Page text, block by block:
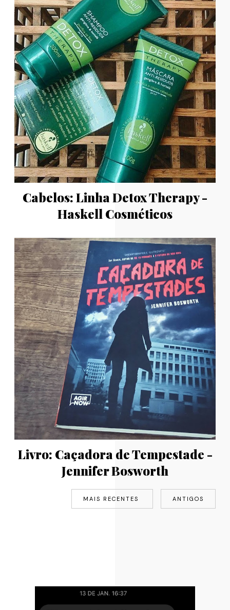
Cabelos: Linha Detox Therapy -
Haskell Cosméticos
Livro: Caçadora de Tempestade -
Jennifer Bosworth
MAIS RECENTES ANTIGOS